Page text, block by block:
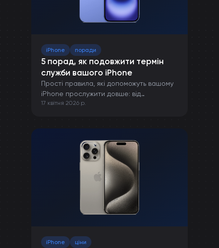
iPhone поради
5 порад, як подовжити термін
служби вашого iPhone
Прості правила, які допоможуть вашому
iPhone прослужити довше: від
правильної зарядки до захисту від
17 квітня 2026 р.
iPhone ціни